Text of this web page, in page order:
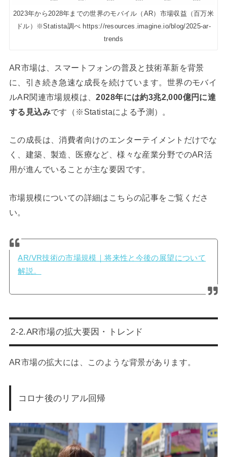
2023年から2028年までの世界のモバイル（AR）市場収益（百万米
ドル）※Statista調べ https://resources.imagine.io/blog/2025-ar-
trends
AR市場は、スマートフォンの普及と技術革新を背景
に、引き続き急速な成長を続けています。世界のモバイ
ルAR関連市場規模は、2028年には約3兆2,000億円に達
する見込みです（※Statistaによる予測）。
この成長は、消費者向けのエンターテイメントだけでな
く、建築、製造、医療など、様々な産業分野でのAR活
用が進んでいることが主な要因です。
市場規模についての詳細はこちらの記事をご覧くださ
い。
AR/VR技術の市場規模｜将来性と今後の展望について
解説。
2-2.AR市場の拡大要因・トレンド
AR市場の拡大には、このような背景があります。
コロナ後のリアル回帰